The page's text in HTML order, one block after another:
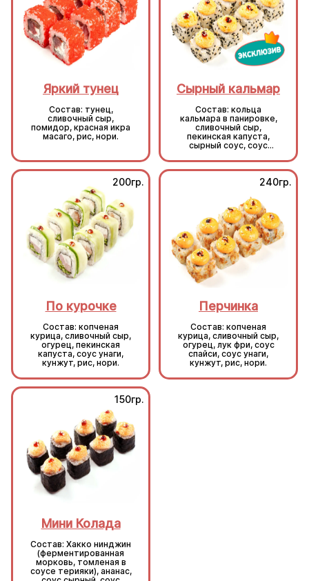
Яркий тунец
Состав: тунец,
сливочный сыр,
помидор, красная икра
масаго, рис, нори.
Сырный кальмар
Состав: кольца
кальмара в панировке,
сливочный сыр,
пекинская капуста,
сырный соус, соус
200гр.
По курочке
Состав: копченая
курица, сливочный сыр,
огурец, пекинская
капуста, соус унаги,
кунжут, рис, нори.
240гр.
Перчинка
Состав: копченая
курица, сливочный сыр,
огурец, лук фри, соус
спайси, соус унаги,
кунжут, рис, нори.
150гр.
Мини Колада
Состав: Хакко нинджин
(ферментированная
морковь, томленая в
соусе терияки), ананас,